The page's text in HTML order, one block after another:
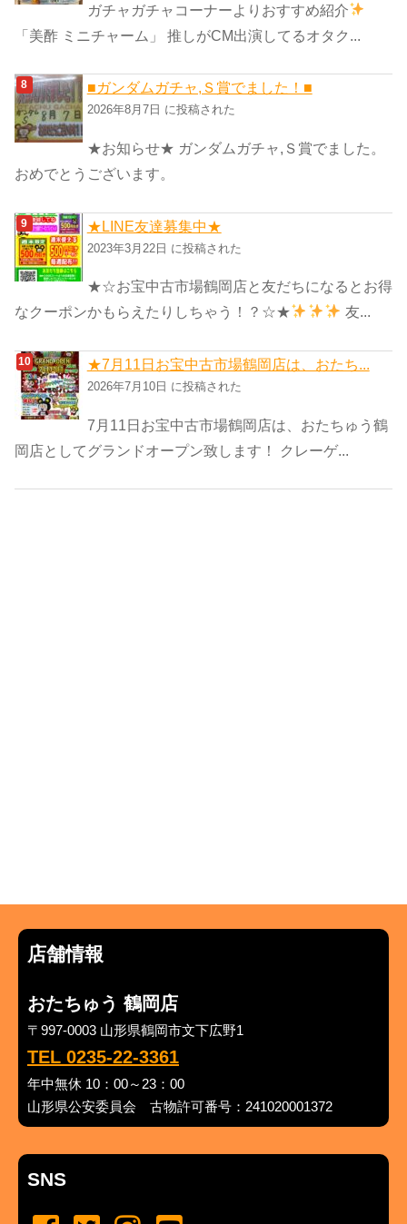
ガチャガチャコーナーよりおすすめ紹介
「美酢 ミニチャーム」 推しがCM出演してるオタク...
■ガンダムガチャ,Ｓ賞でました！■
2026年8月7日 に投稿された
★お知らせ★ ガンダムガチャ,Ｓ賞でました。
おめでとうございます。
★LINE友達募集中★
2023年3月22日 に投稿された
★☆お宝中古市場鶴岡店と友だちになるとお得
なクーポンかもらえたりしちゃう！？☆★
友...
★7月11日お宝中古市場鶴岡店は、おたち...
2026年7月10日 に投稿された
7月11日お宝中古市場鶴岡店は、おたちゅう鶴
岡店としてグランドオープン致します！ クレーゲ...
店舗情報
おたちゅう 鶴岡店
〒997-0003 山形県鶴岡市文下広野1
TEL 0235-22-3361
年中無休 10：00～23：00
山形県公安委員会 古物許可番号：241020001372
SNS